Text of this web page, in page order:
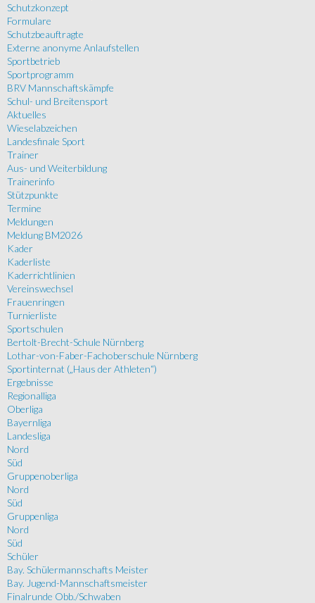
Schutzkonzept
Formulare
Schutzbeauftragte
Externe anonyme Anlaufstellen
Sportbetrieb
Sportprogramm
BRV Mannschaftskämpfe
Schul- und Breitensport
Aktuelles
Wieselabzeichen
Landesfinale Sport
Trainer
Aus- und Weiterbildung
Trainerinfo
Stützpunkte
Termine
Meldungen
Meldung BM2026
Kader
Kaderliste
Kaderrichtlinien
Vereinswechsel
Frauenringen
Turnierliste
Sportschulen
Bertolt-Brecht-Schule Nürnberg
Lothar-von-Faber-Fachoberschule Nürnberg
Sportinternat („Haus der Athleten“)
Ergebnisse
Regionalliga
Oberliga
Bayernliga
Landesliga
Nord
Süd
Gruppenoberliga
Nord
Süd
Gruppenliga
Nord
Süd
Schüler
Bay. Schülermannschafts Meister
Bay. Jugend-Mannschaftsmeister
Finalrunde Obb./Schwaben